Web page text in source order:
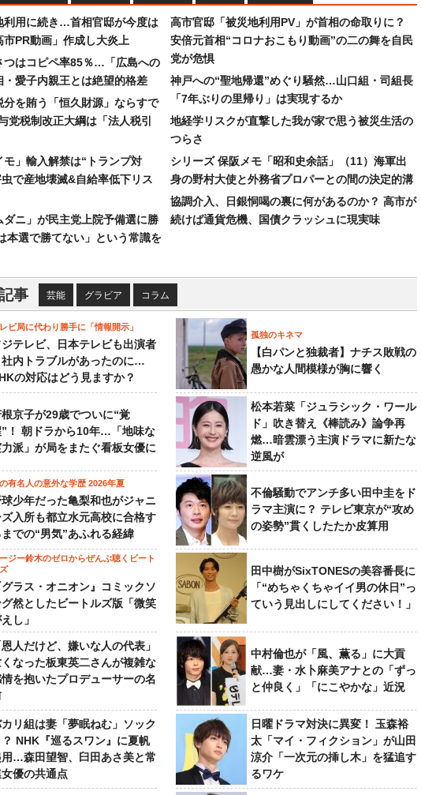
利用に続き…首相官邸が今度は
市PR動画」作成し大炎上
つはコピペ率85％…「広島への
・愛子内親王とは絶望的格差
分を賄う「恒久財源」ならすで
党税制改正大綱は「法人税引
モ」輸入解禁は“トランプ対
で産地壊滅&自給率低下リス
ダニ」が民主党上院予備選に勝
本選で勝てない」という常識を
高市官邸「被災地利用PV」が首相の命取りに？
安倍元首相“コロナおこもり動画”の二の舞を自民
党が危惧
神戸への“聖地帰還”めぐり騒然…山口組・司組長
「7年ぶりの里帰り」は実現するか
地経学リスクが直撃した我が家で思う被災生活の
つらさ
シリーズ 保阪メモ「昭和史余話」（11）海軍出
身の野村大使と外務省プロパーとの間の決定的溝
協調介入、日銀恫喝の裏に何があるのか？ 高市が
続けば通貨危機、国債クラッシュに現実味
事 芸能 グラビア コラム
ビ局に代わり勝手に「情報開示」
ジテレビ、日本テレビも出演者
社内トラブルがあったのに…
の対応はどう見ますか？
孤独のキネマ
【白パンと独裁者】ナチス敗戦の
愚かな人間模様が胸に響く
京子が29歳でついに“覚
！ 朝ドラから10年…「地味な
派」が局をまたぐ看板女優に
松本若菜「ジュラシック・ワール
ド」吹き替え《棒読み》論争再
燃…暗雲漂う主演ドラマに新たな
逆風が
有名人の意外な学歴 2026年夏
球少年だった亀梨和也がジャニ
ズ入所も都立水元高校に合格す
までの“男気”あふれる経緯
不倫騒動でアンチ多い田中圭をド
ラマ主演に？ テレビ東京が“攻め
の姿勢”貫くしたたか皮算用
ジー鈴木のゼロからぜんぶ聴くビート
グラス・オニオン』コミックソ
グ然としたビートルズ版「微笑
し」
田中樹がSixTONESの美容番長に
「“めちゃくちゃイイ男の休日”っ
ていう見出しにしてください！」
恩人だけど、嫌いな人の代表」
なった板東英二さんが複雑な
を抱いたプロデューサーの名
中村倫也が「風、薫る」に大貢
献…妻・水卜麻美アナとの「ずっ
と仲良く」「にこやかな」近況
リ組は妻「夢眠ねむ」ソック
？ NHK『巡るスワン』に夏帆
用…森田望智、臼田あさ美と常
優の共通点
日曜ドラマ対決に異変！ 玉森裕
太「マイ・フィクション」が山田
涼介「一次元の挿し木」を猛追す
るワケ